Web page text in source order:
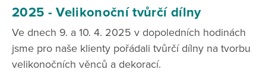
2025 - Velikonoční tvůrčí dílny
Ve dnech 9. a 10. 4. 2025 v dopoledních hodinách
jsme pro naše klienty pořádali tvůrčí dílny na tvorbu
velikonočních věnců a dekorací.